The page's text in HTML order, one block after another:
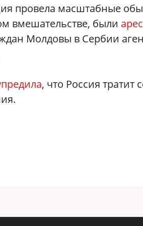
провела масштабные
вмешательстве, были
Молдовы в Сербии
, что Россия